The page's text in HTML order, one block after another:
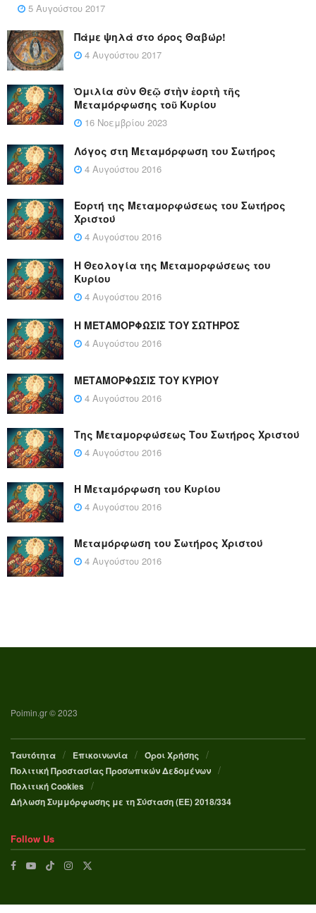
5 Αυγούστου 2017
Πάμε ψηλά στο όρος Θαβώρ!
4 Αυγούστου 2017
Ὁμιλία σὺν Θεῷ στὴν ἑορτὴ τῆς
Μεταμόρφωσης τοῦ Κυρίου
16 Νοεμβρίου 2023
Λόγος στη Μεταμόρφωση του Σωτήρος
4 Αυγούστου 2016
Εορτή της Μεταμορφώσεως του Σωτήρος
Χριστού
4 Αυγούστου 2016
Η Θεολογία της Μεταμορφώσεως του
Κυρίου
4 Αυγούστου 2016
Η ΜΕΤΑΜΟΡΦΩΣΙΣ ΤΟΥ ΣΩΤΗΡΟΣ
4 Αυγούστου 2016
ΜΕΤΑΜΟΡΦΩΣΙΣ ΤΟΥ ΚΥΡΙΟΥ
4 Αυγούστου 2016
Της Μεταμορφώσεως Του Σωτήρος Χριστού
4 Αυγούστου 2016
Η Μεταμόρφωση του Κυρίου
4 Αυγούστου 2016
Μεταμόρφωση του Σωτήρος Χριστού
4 Αυγούστου 2016
Poimin.gr © 2023
Ταυτότητα Επικοινωνία
Όροι Χρήσης
Πολιτική Προστασίας Προσωπικών Δεδομένων
Πολιτική Cookies
Δήλωση Συμμόρφωσης με τη Σύσταση (ΕΕ) 2018/334
Follow Us